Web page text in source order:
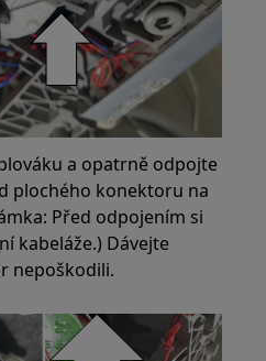
a opatrně odpojte
plochého konektoru na
Před odpojením si
kabeláže.) Dávejte
nepoškodili.